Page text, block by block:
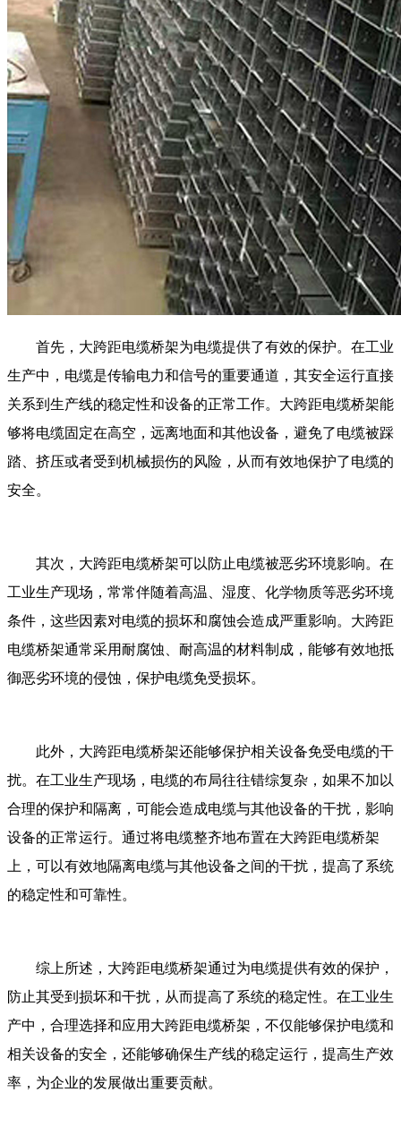
首先，大跨距电缆桥架为电缆提供了有效的保护。在工业
生产中，电缆是传输电力和信号的重要通道，其安全运行直接
关系到生产线的稳定性和设备的正常工作。大跨距电缆桥架能
够将电缆固定在高空，远离地面和其他设备，避免了电缆被踩
踏、挤压或者受到机械损伤的风险，从而有效地保护了电缆的
安全。
其次，大跨距电缆桥架可以防止电缆被恶劣环境影响。在
工业生产现场，常常伴随着高温、湿度、化学物质等恶劣环境
条件，这些因素对电缆的损坏和腐蚀会造成严重影响。大跨距
电缆桥架通常采用耐腐蚀、耐高温的材料制成，能够有效地抵
御恶劣环境的侵蚀，保护电缆免受损坏。
此外，大跨距电缆桥架还能够保护相关设备免受电缆的干
扰。在工业生产现场，电缆的布局往往错综复杂，如果不加以
合理的保护和隔离，可能会造成电缆与其他设备的干扰，影响
设备的正常运行。通过将电缆整齐地布置在大跨距电缆桥架
上，可以有效地隔离电缆与其他设备之间的干扰，提高了系统
的稳定性和可靠性。
综上所述，大跨距电缆桥架通过为电缆提供有效的保护，
防止其受到损坏和干扰，从而提高了系统的稳定性。在工业生
产中，合理选择和应用大跨距电缆桥架，不仅能够保护电缆和
相关设备的安全，还能够确保生产线的稳定运行，提高生产效
率，为企业的发展做出重要贡献。